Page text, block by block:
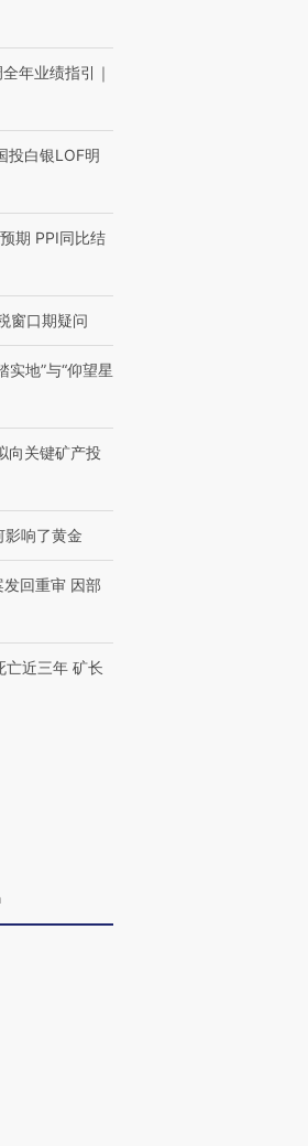
·第三对
住三大增长引擎是什么？
年业绩指引｜
投白银LOF明
期 PPI同比结
窗口期疑问
实地”与“仰望星
向关键矿产投
影响了黄金
回重审 因部
亡近三年 矿长